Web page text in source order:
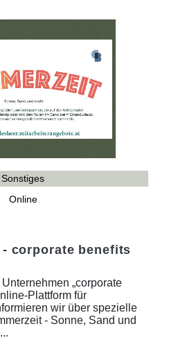
Sonstiges
Online
corporate benefits
„corporate
Plattform für
wir über spezielle
- Sonne, Sand und